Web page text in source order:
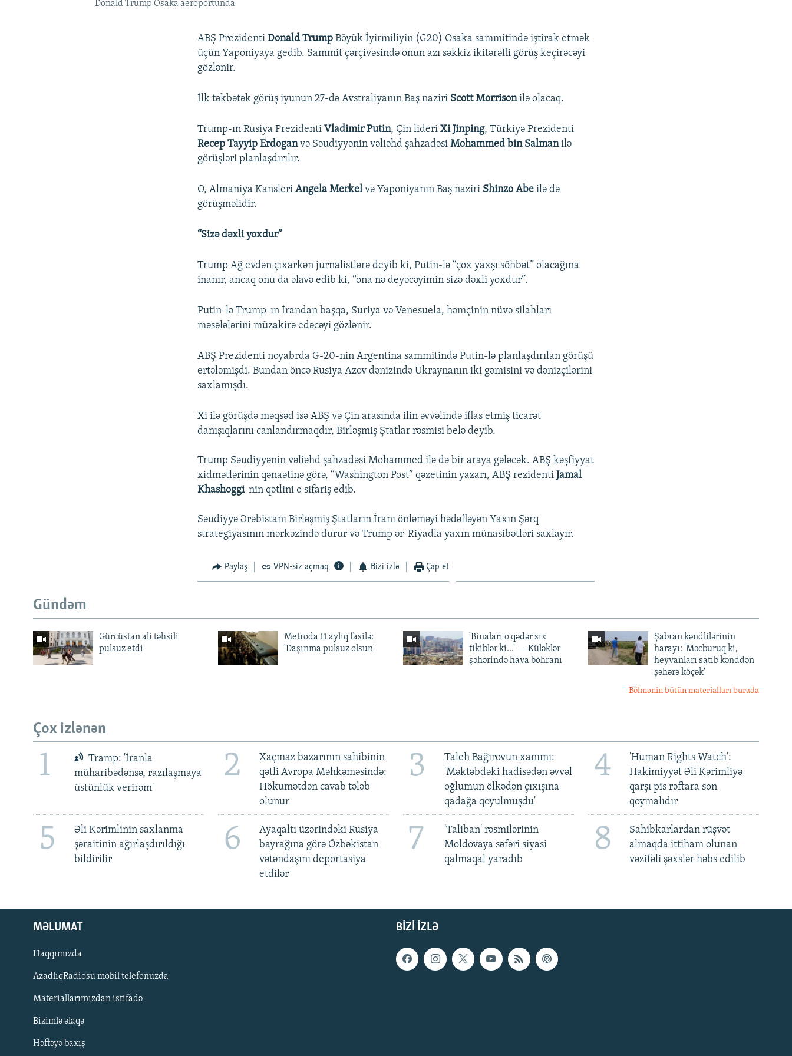
Donald Trump Osaka aeroportunda
ABŞ PrezidentiDonald Trump Böyük İyirmiliyin (G20) Osaka sammitində iştirak etmək
üçün Yaponiyaya gedib. Sammit çərçivəsində onun azı səkkiz ikitərəfli görüş keçirəcəyi
gözlənir.
İlk təkbətək görüş iyunun 27-də Avstraliyanın Baş naziri Scott Morrisonilə olacaq.
Trump-ın Rusiya PrezidentiVladimir Putin, Çin lideriXi Jinping, Türkiyə Prezidenti
Recep Tayyip Erdoganvə Səudiyyənin vəliəhd şahzadəsiMohammed bin Salmanilə
görüşləri planlaşdırılır.
O, Almaniya KansleriAngela Merkelvə Yaponiyanın Baş naziri Shinzo Abe ilə də
görüşməlidir.
“Sizə dəxli yoxdur”
Trump Ağ evdən çıxarkən jurnalistlərə deyib ki, Putin-lə “çox yaxşı söhbət” olacağına
inanır, ancaq onu da əlavə edib ki, “ona nə deyəcəyimin sizə dəxli yoxdur”.
Putin-lə Trump-ın İrandan başqa, Suriya və Venesuela, həmçinin nüvə silahları
məsələlərini müzakirə edəcəyi gözlənir.
ABŞ Prezidenti noyabrda G-20-nin Argentina sammitində Putin-lə planlaşdırılan görüşü
ertələmişdi. Bundan öncə Rusiya Azov dənizində Ukraynanın iki gəmisini və dənizçilərini
saxlamışdı.
Xi ilə görüşdə məqsəd isə ABŞ və Çin arasında ilin əvvəlində iflas etmiş ticarət
danışıqlarını canlandırmaqdır, Birləşmiş Ştatlar rəsmisi belə deyib.
Trump Səudiyyənin vəliəhd şahzadəsi Mohammed ilə də bir araya gələcək. ABŞ kəşfiyyat
xidmətlərinin qənaətinə görə, “Washington Post” qəzetinin yazarı, ABŞ rezidentiJamal
Khashoggi-nin qətlini o sifariş edib.
Səudiyyə Ərəbistanı Birləşmiş Ştatların İranı önləməyi hədəfləyən Yaxın Şərq
strategiyasının mərkəzində durur və Trump ər-Riyadla yaxın münasibətləri saxlayır.
Paylaş VPN-siz açmaq Bizi izlə Çap et
Gündəm
Gürcüstan ali təhsili
pulsuz etdi
Metroda 11 aylıq fasilə:
'Daşınma pulsuz olsun'
'Binaları o qədər sıx
tikiblər ki...' — Küləklər
şəhərində hava böhranı
Şabran kəndlilərinin
harayı: 'Məcburuq ki,
heyvanları satıb kənddən
şəhərə köçək'
Bölmənin bütün materialları burada
Çox izlənən
1
Tramp: 'İranla
müharibədənsə, razılaşmaya
üstünlük verirəm'
2
Xaçmaz bazarının sahibinin
qətli Avropa Məhkəməsində:
Hökumətdən cavab tələb
olunur
3
Taleh Bağırovun xanımı:
'Məktəbdəki hadisədən əvvəl
oğlumun ölkədən çıxışına
qadağa qoyulmuşdu'
4
'Human Rights Watch':
Hakimiyyət Əli Kərimliyə
qarşı pis rəftara son
qoymalıdır
5
Əli Kərimlinin saxlanma
şəraitinin ağırlaşdırıldığı
bildirilir
6
Ayaqaltı üzərindəki Rusiya
bayrağına görə Özbəkistan
vətəndaşını deportasiya
etdilər
7
'Taliban' rəsmilərinin
Moldovaya səfəri siyasi
qalmaqal yaradıb
8
Sahibkarlardan rüşvət
almaqda ittiham olunan
vəzifəli şəxslər həbs edilib
BIZI IZLƏ
MƏLUMAT
Haqqımızda
AzadlıqRadiosu mobil telefonuzda
Materiallarımızdan istifadə
Bizimlə əlaqə
Həftəyə baxış